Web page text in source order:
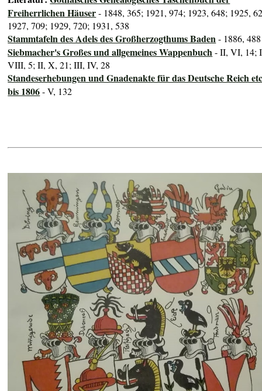
Freiherrlichen Häuser- 1848, 365; 1921, 974; 1923, 648; 1925,
1927, 709; 1929, 720; 1931, 538
Stammtafeln des Adels des Großherzogthums Baden- 1886, 488
Siebmacher's Großes und allgemeines Wappenbuch- II, VI, 14;
VIII, 5; II, X, 21; III, IV, 28
Standeserhebungen und Gnadenakte für das Deutsche Reich
bis 1806- V, 132